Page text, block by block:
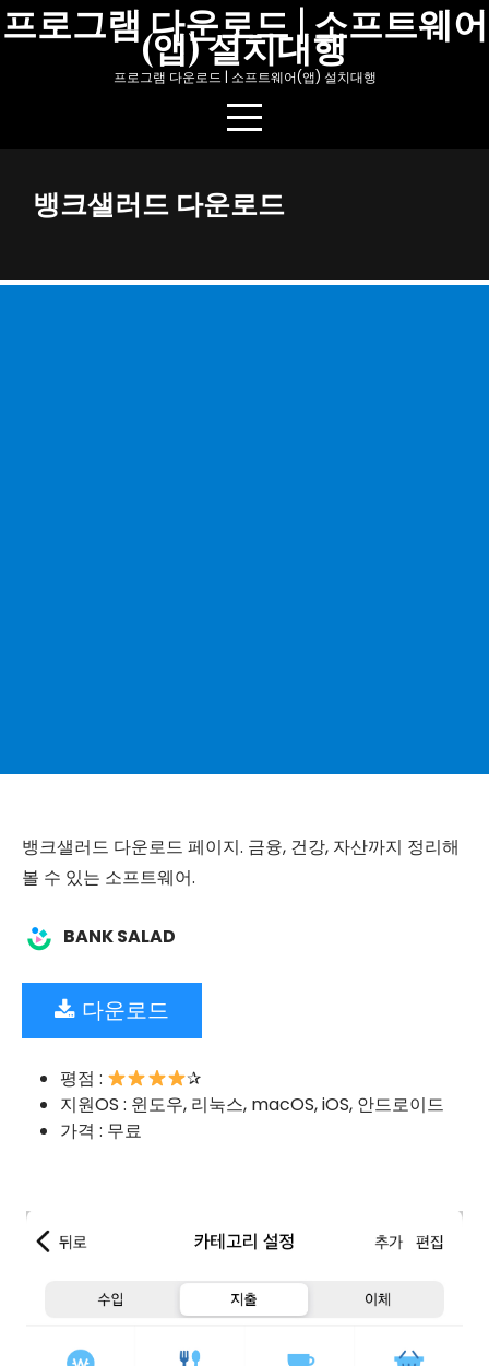
Skip
to
프로그램 다운로드 | 소프트웨어
(앱) 설치대행
프로그램 다운로드 | 소프트웨어(앱) 설치대행
뱅크샐러드 다운로드
뱅크샐러드 다운로드 페이지. 금융, 건강, 자산까지 정리해
볼 수 있는 소프트웨어.
BANK SALAD
다운로드
평점 :
✰
지원OS : 윈도우, 리눅스, macOS, iOS, 안드로이드
가격 : 무료